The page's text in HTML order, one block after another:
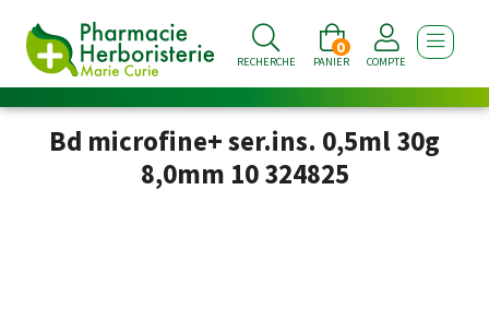
RECHERCHE PANIER
0
COMPTE
Bd microfine+ ser.ins. 0,5ml 30g
8,0mm 10 324825